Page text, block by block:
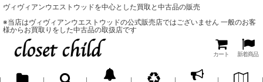
ヴィヴィアンウエストウッドを中心とした買取と中古品の販売
※当店はヴィヴィアンウエストウッドの公式販売店ではございません 一般のお客
様からお買取りをした中古品の取扱店です
カート 新着商品